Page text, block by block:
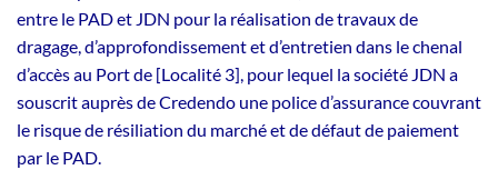
entre le PAD et JDN pour la réalisation de travaux de
dragage, d’approfondissement et d’entretien dans le chenal
d’accès au Port de [Localité 3], pour lequel la société JDN a
souscrit auprès de Credendo une police d’assurance couvrant
le risque de résiliation du marché et de défaut de paiement
par le PAD.